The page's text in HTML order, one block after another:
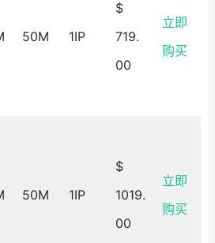
50M 1IP
$
719.
00
立即
购买
50M 1IP
$
1019.
00
立即
购买